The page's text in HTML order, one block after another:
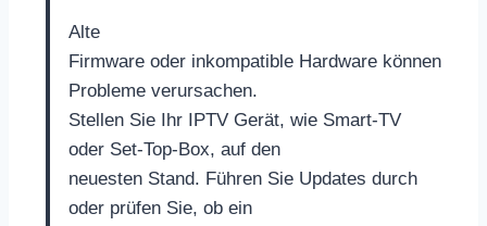
Alte
Firmware oder inkompatible Hardware können
Probleme verursachen.
Stellen Sie Ihr IPTV Gerät, wie Smart-TV
oder Set-Top-Box, auf den
neuesten Stand. Führen Sie Updates durch
oder prüfen Sie, ob ein